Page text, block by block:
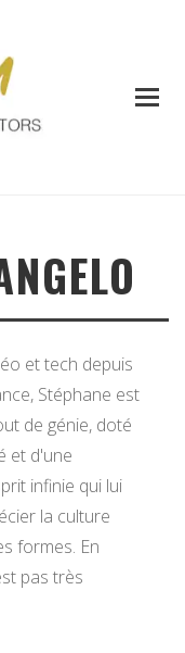
et tech depuis
Stéphane est
de génie, doté
et d'une
infinie qui lui
la culture
formes. En
pas très